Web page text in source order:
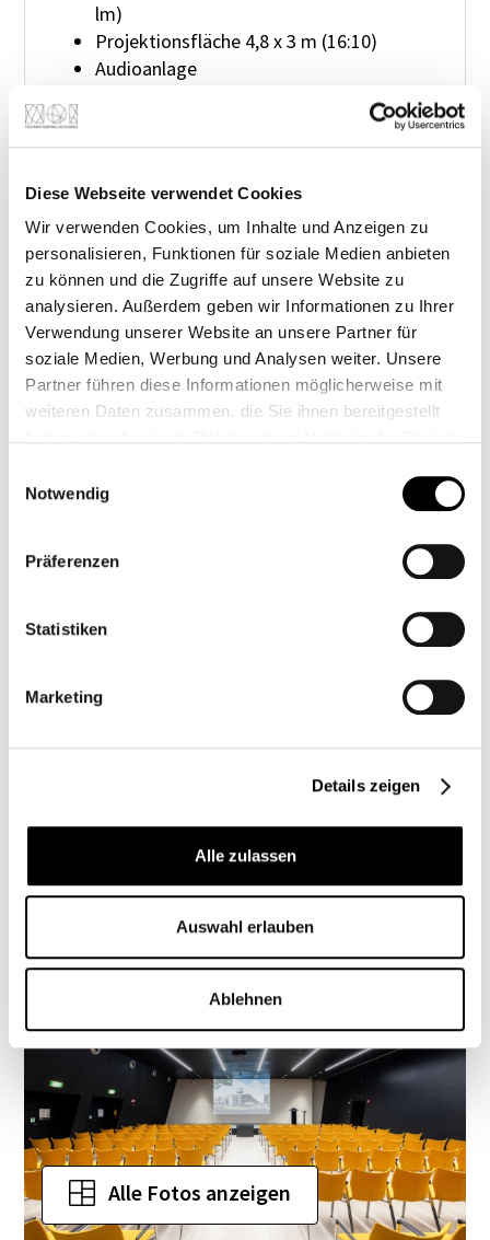
Diese Webseite verwendet Cookies
Wir verwenden Cookies, um Inhalte und Anzeigen zu
personalisieren, Funktionen für soziale Medien anbieten
zu können und die Zugriffe auf unsere Website zu
analysieren. Außerdem geben wir Informationen zu Ihrer
Verwendung unserer Website an unsere Partner für
soziale Medien, Werbung und Analysen weiter. Unsere
Partner führen diese Informationen möglicherweise mit
weiteren Daten zusammen, die Sie ihnen bereitgestellt
Notwendig
Präferenzen
Statistiken
Marketing
Details zeigen
Alle zulassen
Auswahl erlauben
Ablehnen
lm)
Projektionsfläche 4,8 x 3 m (16:10)
Audioanlage
Confidence Monitor für Vortragende
1 Tischmikrofon + 2 Funkmikrofone
Kostenloses, schnelles Gäste-WLAN
10 x 4 m Bühne
Flexible Saalbestuhlung nach Wunsch
OPTIONALE AUSSTATTUNG
Countdown für Vortragende
Technische Assistenz während der
Bis zu 8 Funkmikrofone gleichzeitig
Videokonferenzen
3D - Tour anzeigen
Alle Fotos anzeigen